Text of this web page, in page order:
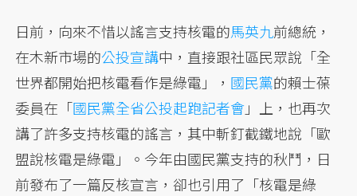
日前，向來不惜以謠言支持核電的馬英九前總統，
在木新市場的公投宣講中，直接跟社區民眾說「全
世界都開始把核電看作是綠電」， 國民黨的賴士葆
委員在「國民黨全省公投起跑記者會」上，也再次
講了許多支持核電的謠言，其中斬釘截鐵地說「歐
盟說核電是綠電」。今年由國民黨支持的秋鬥，日
前發布了一篇反核宣言，卻也引用了「核電是綠